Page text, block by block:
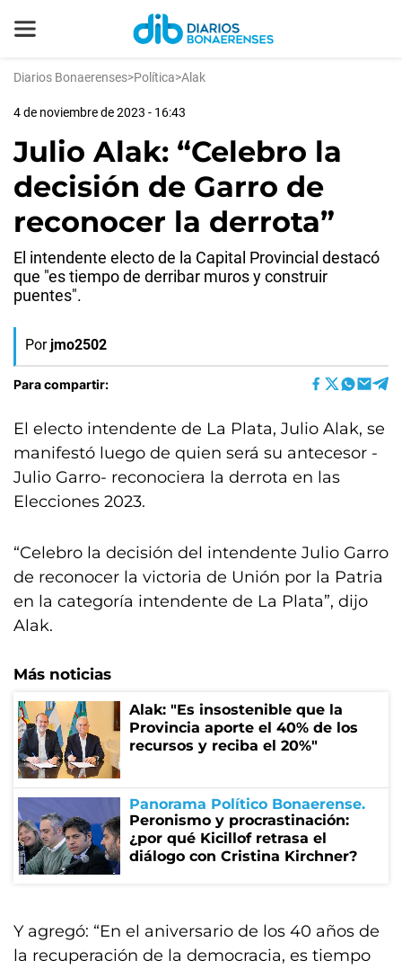
Diarios Bonaerenses>Política>Alak
4 de noviembre de 2023 - 16:43
Julio Alak: “Celebro la
decisión de Garro de
reconocer la derrota”
El intendente electo de la Capital Provincial destacó
que "es tiempo de derribar muros y construir
puentes".
Por jmo2502
Para compartir:
El electo intendente de La Plata, Julio Alak, se
manifestó luego de quien será su antecesor -
Julio Garro- reconociera la derrota en las
Elecciones 2023.
“Celebro la decisión del intendente Julio Garro
de reconocer la victoria de Unión por la Patria
en la categoría intendente de La Plata”, dijo
Alak.
Más noticias
Alak: "Es insostenible que la
Provincia aporte el 40% de los
recursos y reciba el 20%"
Panorama Político Bonaerense
Peronismo y procrastinación:
¿por qué Kicillof retrasa el
diálogo con Cristina Kirchner?
Y agregó: “En el aniversario de los 40 años de
la recuperación de la democracia, es tiempo